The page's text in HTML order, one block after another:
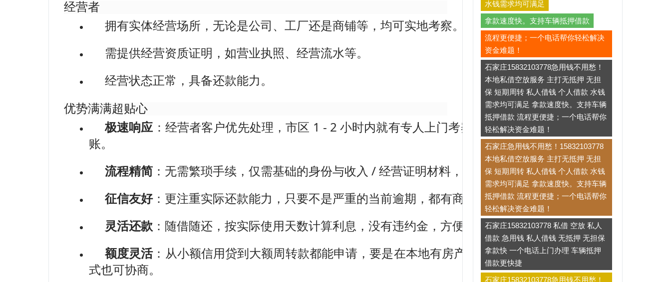
经营者
拥有实体经营场所，无论是公司、工厂还是商铺等，均可实地考察。
需提供经营资质证明，如营业执照、经营流水等。
经营状态正常，具备还款能力。
优势满满超贴心
极速响应 ：经营者客户优先处理，市区 1 - 2 小时内就有专人上门考察，只要符合条件，20 分钟内资金就
账。
流程精简 ：无需繁琐手续，仅需基础的身份与收入 / 经营证明材料，轻松搞定借款。
征信友好：更注重实际还款能力，只要不是严重的当前逾期，都有商量的余地。
灵活还款 ：随借随还，按实际使用天数计算利息，没有违约金，方便又实惠。
额度灵活：从小额信用贷到大额周转款都能申请，要是在本地有房产或固定经营场所，额度还能提高，月
式也可协商。
水钱需求均可满足
拿款速度快。支持车辆抵押借款
流程更便捷；一个电话帮你轻松解决
资金难题！
石家庄15832103778急用钱不用愁！
本地私借空放服务 主打无抵押 无担
保 短期周转 私人借钱 个人借款 水钱
需求均可满足 拿款速度快。支持车辆
抵押借款 流程更便捷；一个电话帮你
轻松解决资金难题！
石家庄急用钱不用愁！15832103778
本地私借空放服务 主打无抵押 无担
保 短期周转 私人借钱 个人借款 水钱
需求均可满足 拿款速度快。支持车辆
抵押借款 流程更便捷；一个电话帮你
轻松解决资金难题！
石家庄15832103778 私借 空放 私人
借款 急用钱 私人借钱 无抵押 无担保
拿款快 一个电话上门办理 车辆抵押
借款更快捷
石家庄15832103778急用钱不用愁！